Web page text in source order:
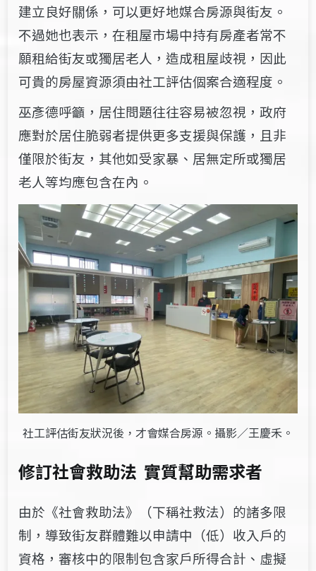
建立良好關係，可以更好地媒合房源與街友。
不過她也表示，在租屋市場中持有房產者常不
願租給街友或獨居老人，造成租屋歧視，因此
可貴的房屋資源須由社工評估個案合適程度。
巫彥德呼籲，居住問題往往容易被忽視，政府
應對於居住脆弱者提供更多支援與保護，且非
僅限於街友，其他如受家暴、居無定所或獨居
老人等均應包含在內。
社工評估街友狀況後，才會媒合房源。攝影／王慶禾。
修訂社會救助法 實質幫助需求者
由於《社會救助法》（下稱社救法）的諸多限
制，導致街友群體難以申請中（低）收入戶的
資格，審核中的限制包含家戶所得合計、虛擬